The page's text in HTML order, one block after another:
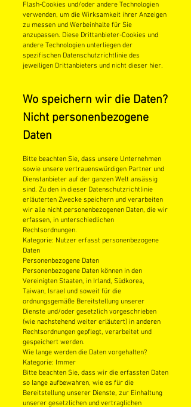
Flash-Cookies und/oder andere Technologien
verwenden, um die Wirksamkeit ihrer Anzeigen
zu messen und Werbeinhalte für Sie
anzupassen. Diese Drittanbieter-Cookies und
andere Technologien unterliegen der
spezifischen Datenschutzrichtlinie des
jeweiligen Drittanbieters und nicht dieser hier.
Wo speichern wir die Daten?
Nicht personenbezogene
Daten
Bitte beachten Sie, dass unsere Unternehmen
sowie unsere vertrauenswürdigen Partner und
Dienstanbieter auf der ganzen Welt ansässig
sind. Zu den in dieser Datenschutzrichtlinie
erläuterten Zwecke speichern und verarbeiten
wir alle nicht personenbezogenen Daten, die wir
erfassen, in unterschiedlichen
Rechtsordnungen.
Kategorie: Nutzer erfasst personenbezogene
Daten
Personenbezogene Daten
Personenbezogene Daten können in den
Vereinigten Staaten, in Irland, Südkorea,
Taiwan, Israel und soweit für die
ordnungsgemäße Bereitstellung unserer
Dienste und/oder gesetzlich vorgeschrieben
(wie nachstehend weiter erläutert) in anderen
Rechtsordnungen gepflegt, verarbeitet und
gespeichert werden.
Wie lange werden die Daten vorgehalten?
Kategorie: Immer
Bitte beachten Sie, dass wir die erfassten Daten
so lange aufbewahren, wie es für die
Bereitstellung unserer Dienste, zur Einhaltung
unserer gesetzlichen und vertraglichen